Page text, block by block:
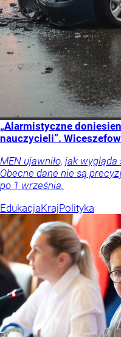
„Alarmistyczne
nauczycieli”.
MEN ujawniło, jak
Obecne dane nie są
po 1 września.
EdukacjaKrajPolityka